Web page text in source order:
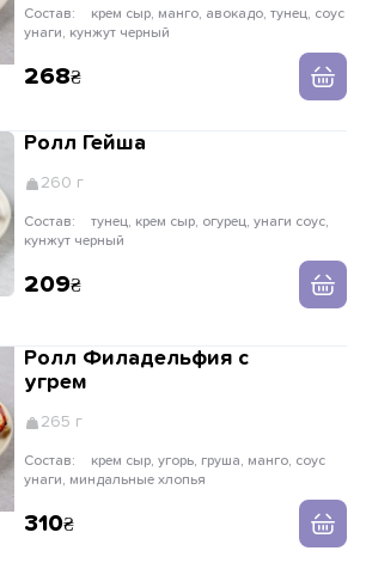
Состав:
унаги, кунжут черный
268
Ролл Гейша
260 г
Состав:
кунжут черный
209
Ролл Филадельфия с
угрем
265 г
Состав:
унаги, миндальные хлопья
310